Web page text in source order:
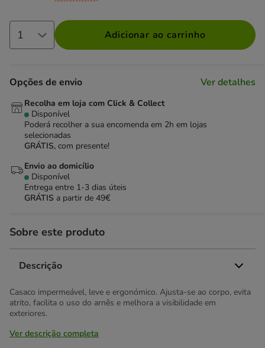
Adicionar ao carrinho
Opções de envio Ver detalhes
Recolha em loja com Click & Collect
Disponível
Poderá recolher a sua encomenda em 2h em lojas
selecionadas
GRÁTIS, com presente!
Envio ao domicílio
Disponível
Entrega entre 1-3 dias úteis
GRÁTIS a partir de 49€
Sobre este produto
Descrição
Casaco impermeável, leve e ergonómico. Ajusta-se ao corpo, evita
atrito, facilita o uso do arnês e melhora a visibilidade em
exteriores.
Ver descrição completa